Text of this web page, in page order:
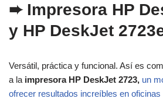
➨ Impresora HP
y HP DeskJet
Versátil, práctica y funcional. Así es
a la impresora HP DeskJet 2723, un
ofrecer resultados increíbles en